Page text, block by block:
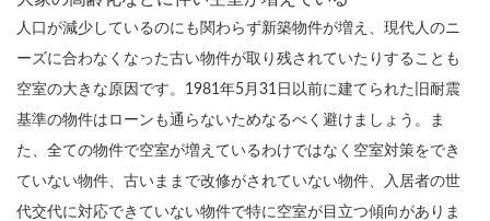
人口が減少しているのにも関わらず新築物件が増え、現代人のニ
ーズに合わなくなった古い物件が取り残されていたりすることも
空室の大きな原因です。1981年5月31日以前に建てられた旧耐震
基準の物件はローンも通らないためなるべく避けましょう。ま
た、全ての物件で空室が増えているわけではなく空室対策をでき
ていない物件、古いままで改修がされていない物件、入居者の世
代交代に対応できていない物件で特に空室が目立つ傾向がありま